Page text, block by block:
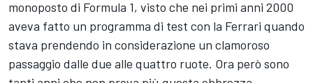
monoposto di Formula 1, visto che nei primi anni 2000
aveva fatto un programma di test con la Ferrari quando
stava prendendo in considerazione un clamoroso
passaggio dalle due alle quattro ruote. Ora però sono